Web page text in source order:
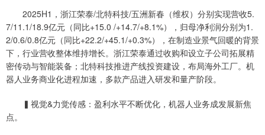
2025H1，浙江荣泰/北特科技/五洲新春（维权）分别实现营收5.
7/11.1/18.9亿元（同比+15.0 /+14.7/+8.1%），归母净利润分别为1.
2/0.6/0.8亿元（同比+22.2/+45.1/+0.3%），在制造业景气回暖的背景
下，行业营收整体维持增长。浙江荣泰通过收购和设立子公司拓展精
密传动与智能装备；北特科技推进产线投资建设，布局海外工厂。机
器人业务商业化进程加速，多款产品进入研发和量产阶段。
▍视觉&力觉传感：盈利水平不断优化，机器人业务成发展新焦
点。